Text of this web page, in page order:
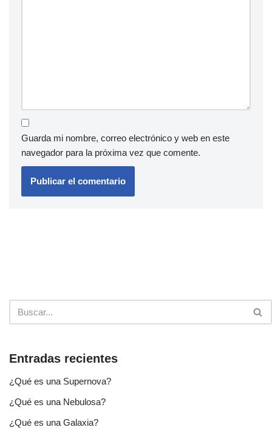
Guarda mi nombre, correo electrónico y web en este
navegador para la próxima vez que comente.
Entradas recientes
¿Qué es una Supernova?
¿Qué es una Nebulosa?
¿Qué es una Galaxia?